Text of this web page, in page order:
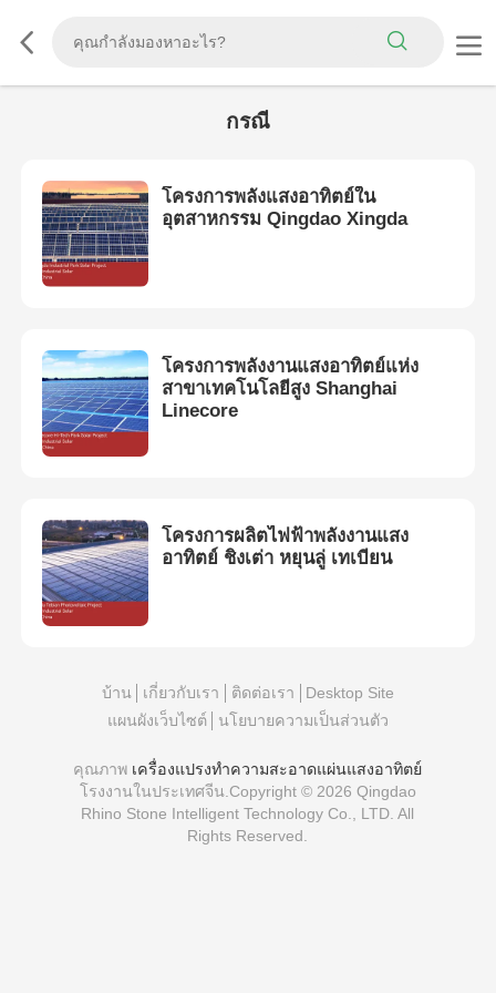
กรณี
โครงการพลังแสงอาทิตย์ใน
อุตสาหกรรม Qingdao Xingda
โครงการพลังงานแสงอาทิตย์แห่ง
สาขาเทคโนโลยีสูง Shanghai
Linecore
โครงการผลิตไฟฟ้าพลังงานแสง
อาทิตย์ ชิงเต่า หยุนลู่ เทเบียน
บ้าน เกี่ยวกับเรา ติดต่อเรา
Desktop Site
แผนผังเว็บไซต์
นโยบายความเป็นส่วนตัว
คุณภาพ เครื่องแปรงทําความสะอาดแผ่นแสงอาทิตย์
โรงงานในประเทศจีน.Copyright © 2026 Qingdao
Rhino Stone Intelligent Technology Co., LTD. All
Rights Reserved.